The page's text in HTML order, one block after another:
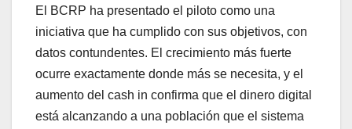
El BCRP ha presentado el piloto como una
iniciativa que ha cumplido con sus objetivos, con
datos contundentes. El crecimiento más fuerte
ocurre exactamente donde más se necesita, y el
aumento del cash in confirma que el dinero digital
está alcanzando a una población que el sistema